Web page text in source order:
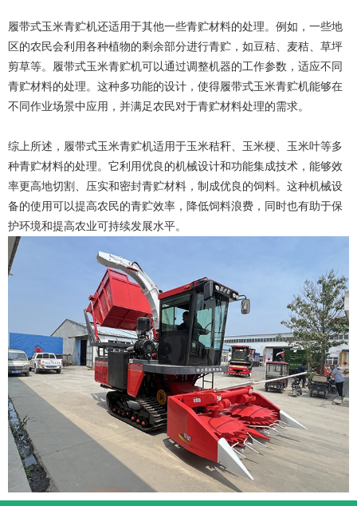
履带式玉米青贮机还适用于其他一些青贮材料的处理。例如，一些地
区的农民会利用各种植物的剩余部分进行青贮，如豆秸、麦秸、草坪
剪草等。履带式玉米青贮机可以通过调整机器的工作参数，适应不同
青贮材料的处理。这种多功能的设计，使得履带式玉米青贮机能够在
不同作业场景中应用，并满足农民对于青贮材料处理的需求。
综上所述，履带式玉米青贮机适用于玉米秸秆、玉米梗、玉米叶等多
种青贮材料的处理。它利用优良的机械设计和功能集成技术，能够效
率更高地切割、压实和密封青贮材料，制成优良的饲料。这种机械设
备的使用可以提高农民的青贮效率，降低饲料浪费，同时也有助于保
护环境和提高农业可持续发展水平。